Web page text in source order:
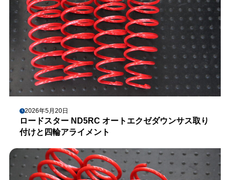
2026年5月20日
ロードスター ND5RC オートエクゼダウンサス取り
付けと四輪アライメント